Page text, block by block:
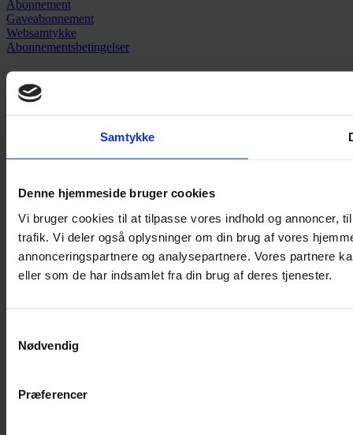
Samtykke
Denne hjemmeside bruger cookies
Vi bruger cookies til at tilpasse vores indhold og annoncer,
trafik. Vi deler også oplysninger om din brug af vores
annonceringspartnere og analysepartnere. Vores partnere
eller som de har indsamlet fra din brug af deres tjenester.
Nødvendig
Præferencer
Abonnement
Gaveabonnement
Websamtykke
Abonnementsbetingelser
SIDER